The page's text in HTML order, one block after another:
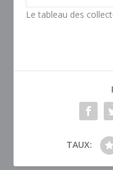
Le tableau des
TAUX: